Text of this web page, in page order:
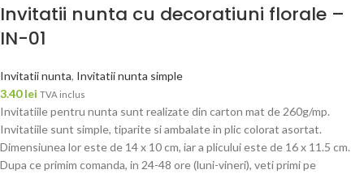
Invitatii nunta cu decoratiuni florale –
IN-01
Invitatii nunta, Invitatii nunta simple
3.40lei TVA inclus
Invitatiile pentru nunta sunt realizate din carton mat de 260g/mp.
Invitatiile sunt simple, tiparite si ambalate in plic colorat asortat.
Dimensiunea lor este de 14 x 10 cm, iar a plicului este de 16 x 11.5 cm.
Dupa ce primim comanda, in 24-48 ore (luni-vineri), veti primi pe